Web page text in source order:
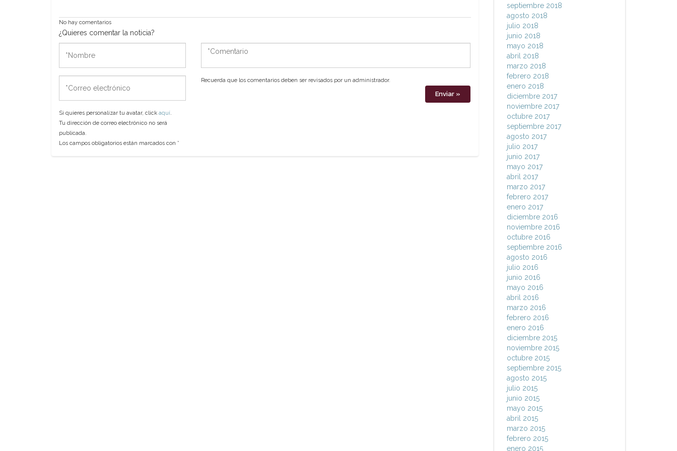
No hay comentarios
¿Quieres comentar la noticia?
electrónico
Si quieres personalizar tu avatar, click aquí.
Tu dirección de correo electrónico no será
publicada.
Los campos obligatorios están marcados con *
*Comentario
Recuerda que los comentarios deben ser revisados por un administrador.
septiembre 2018
agosto 2018
julio 2018
junio 2018
mayo 2018
abril 2018
marzo 2018
febrero 2018
enero 2018
diciembre 2017
noviembre 2017
octubre 2017
septiembre 2017
agosto 2017
julio 2017
junio 2017
mayo 2017
abril 2017
marzo 2017
febrero 2017
enero 2017
diciembre 2016
noviembre 2016
octubre 2016
septiembre 2016
agosto 2016
julio 2016
junio 2016
mayo 2016
abril 2016
marzo 2016
febrero 2016
enero 2016
diciembre 2015
noviembre 2015
octubre 2015
septiembre 2015
agosto 2015
julio 2015
junio 2015
mayo 2015
abril 2015
marzo 2015
febrero 2015
enero 2015